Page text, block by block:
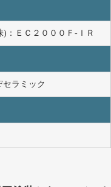
：ＥＣ２０００Ｆ-ＩＲ
ラミック